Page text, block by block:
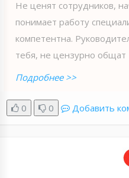
Не ценят сотрудников,
понимает работу
компетентна.
тебя, не цензурно общат
Подробнее >>
0 0 Добавить